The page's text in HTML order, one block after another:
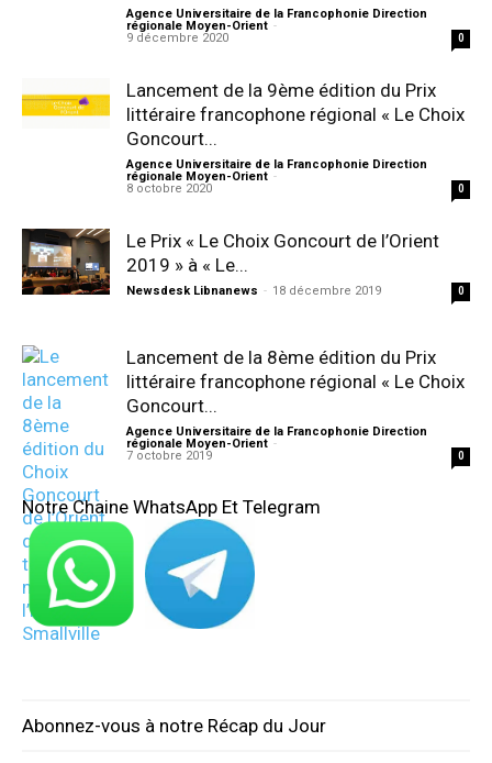
Agence Universitaire de la Francophonie Direction
régionale Moyen-Orient -
9 décembre 2020
0
Lancement de la 9ème édition du Prix
littéraire francophone régional « Le Choix
Goncourt...
Agence Universitaire de la Francophonie Direction
régionale Moyen-Orient -
8 octobre 2020
0
Le Prix « Le Choix Goncourt de l’Orient
2019 » à « Le...
Newsdesk Libnanews - 18 décembre 2019 0
Lancement de la 8ème édition du Prix
littéraire francophone régional « Le Choix
Goncourt...
Agence Universitaire de la Francophonie Direction
régionale Moyen-Orient -
7 octobre 2019
0
Notre Chaine WhatsApp Et Telegram
Abonnez-vous à notre Récap du Jour